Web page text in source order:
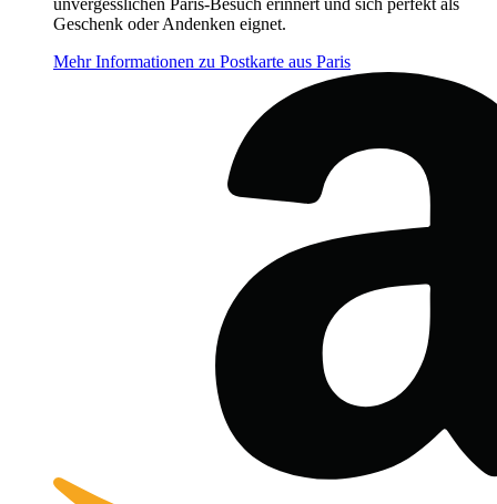
Geschenk oder Andenken eignet.
Mehr Informationen zu Postkarte aus Paris